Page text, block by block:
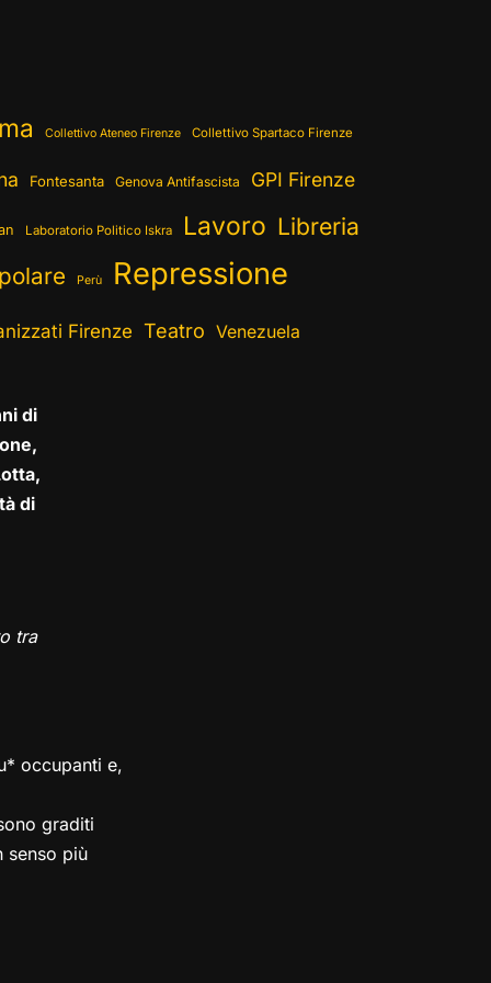
Collettivo Ateneo Firenze Collettivo Spartaco Firenze
Fontesanta Genova Antifascista GPI Firenze
Laboratorio Politico Iskra Lavoro Libreria
Perù Repressione
Firenze Teatro Venezuela
di
di
tra
occupanti e,
graditi
senso più